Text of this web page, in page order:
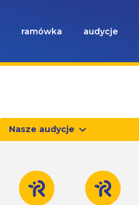
ramówka audycje
Nasze audycje